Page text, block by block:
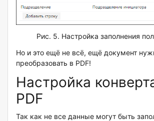
Рис. 5. Настройка заполнения
Но и это ещё не всё, ещё документ
преобразовать в PDF!
Настройка
PDF
Так как не все данные могут быть